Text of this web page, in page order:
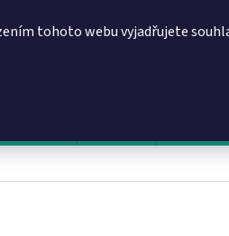
tohoto webu vyjadřujete